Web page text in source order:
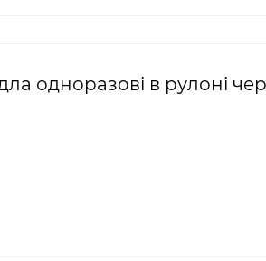
одноразові в рулоні